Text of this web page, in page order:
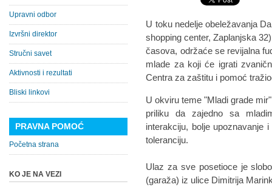
U toku nedelje obeležavanja
shopping center, Zaplanjska
časova, održaće se revijalna
mlade za koji će igrati
Centra za zaštitu i pomoć
U okviru teme "Mladi grade
priliku da zajedno sa
interakciju, bolje upoznavanje
toleranciju.
Ulaz za sve posetioce je
(garaža) iz ulice Dimitrija
Upravni odbor
Izvršni direktor
Stručni savet
Aktivnosti i rezultati
Bliski linkovi
PRAVNA POMOĆ
Početna strana
KO JE NA VEZI